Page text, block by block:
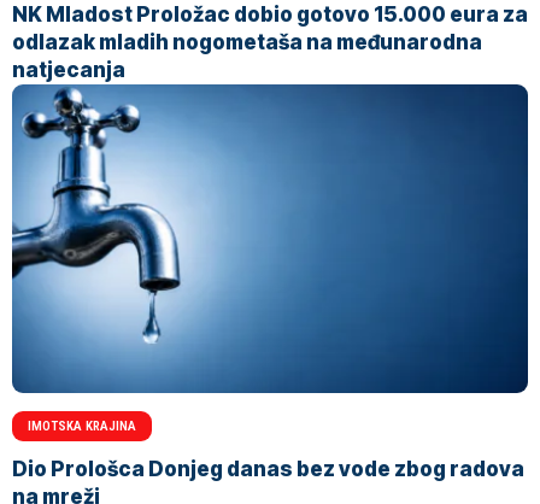
NK Mladost Proložac dobio gotovo 15.000 eura za
odlazak mladih nogometaša na međunarodna
natjecanja
IMOTSKA KRAJINA
Dio Prološca Donjeg danas bez vode zbog radova
na mreži